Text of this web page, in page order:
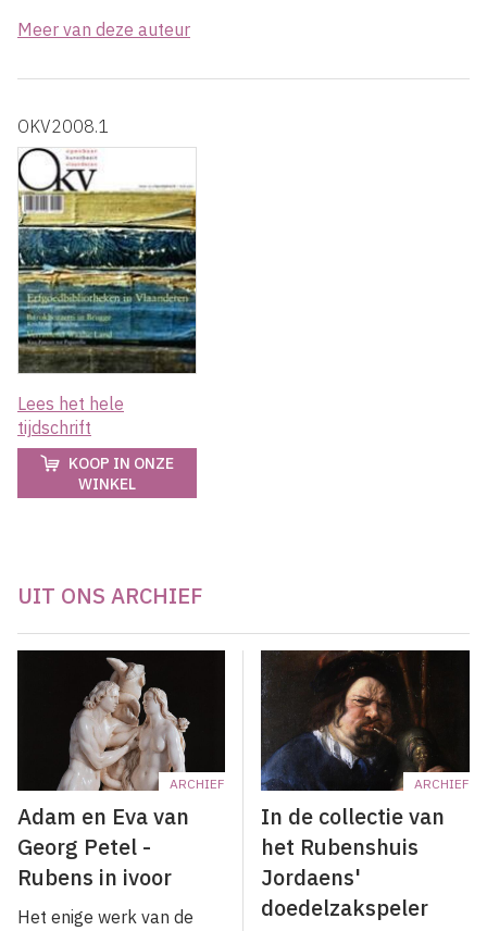
Meer van deze auteur
OKV2008.1
Lees het hele
tijdschrift
KOOP IN ONZE
WINKEL
UIT ONS ARCHIEF
ARCHIEF
Adam en Eva van
Georg Petel -
Rubens in ivoor
Het enige werk van de
ARCHIEF
In de collectie van
het Rubenshuis
Jordaens'
doedelzakspeler